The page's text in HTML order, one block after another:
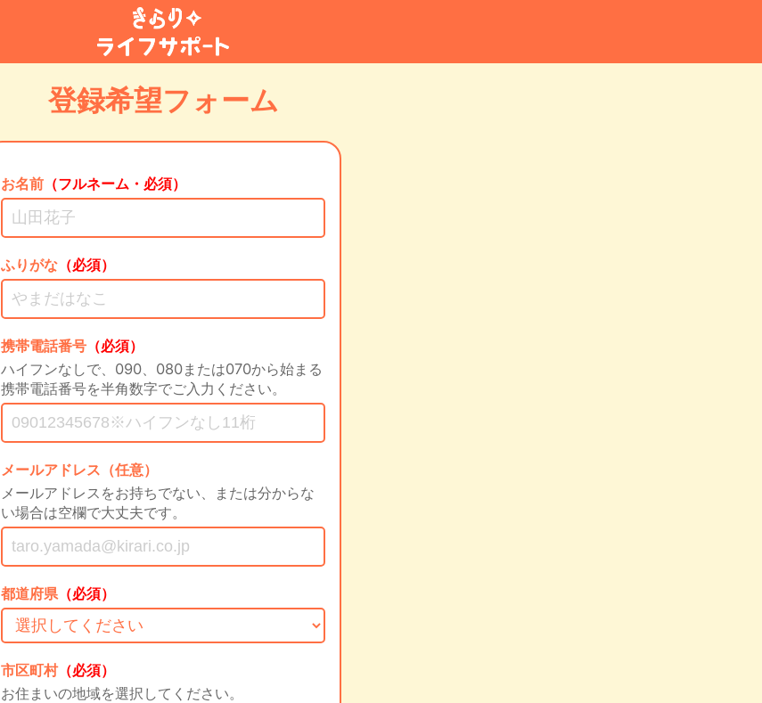
登録希望フォーム
お名前 （フルネーム・必須）
ふりがな （必須）
携帯電話番号 （必須）
ハイフンなしで、090、080または070から始まる
携帯電話番号を半角数字でご入力ください。
メールアドレス（任意）
メールアドレスをお持ちでない、または分からな
い場合は空欄で大丈夫です。
都道府県 （必須）
市区町村（必須）
お住まいの地域を選択してください。